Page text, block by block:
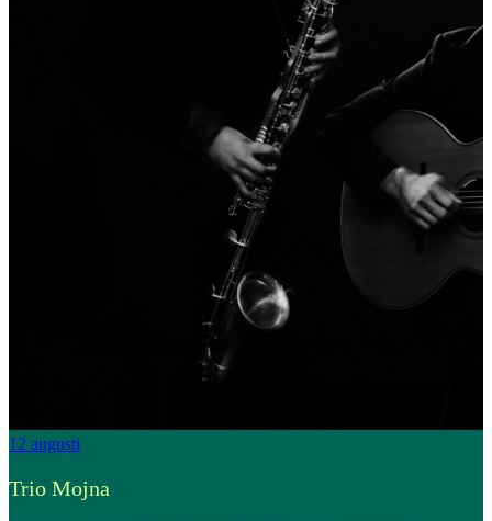
12 augusti
Trio Mojna